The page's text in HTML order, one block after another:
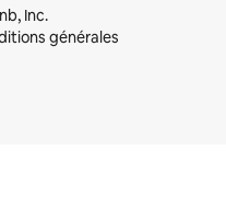
Inc.
générales